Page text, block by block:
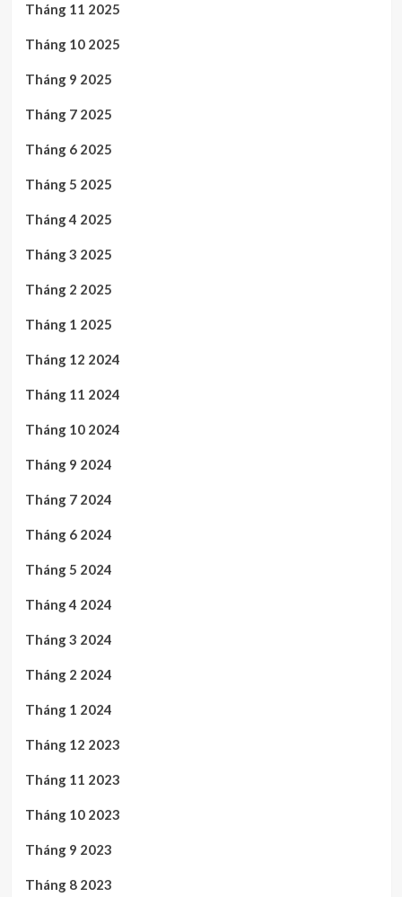
Tháng 11 2025
Tháng 10 2025
Tháng 9 2025
Tháng 7 2025
Tháng 6 2025
Tháng 5 2025
Tháng 4 2025
Tháng 3 2025
Tháng 2 2025
Tháng 1 2025
Tháng 12 2024
Tháng 11 2024
Tháng 10 2024
Tháng 9 2024
Tháng 7 2024
Tháng 6 2024
Tháng 5 2024
Tháng 4 2024
Tháng 3 2024
Tháng 2 2024
Tháng 1 2024
Tháng 12 2023
Tháng 11 2023
Tháng 10 2023
Tháng 9 2023
Tháng 8 2023